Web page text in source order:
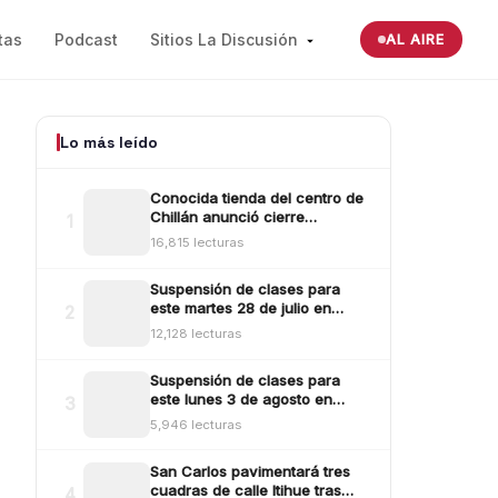
Podcast Sitios La Discusión AL AIRE
Lo más leído
Conocida tienda del centro de
Chillán anunció cierre
definitivo tras millonario robo
ocurrido la madrugada del
16,815 lecturas
Suspensión de clases para
este martes 28 de julio en
Ñuble: revisa aquí las comunas
y sectores
12,128 lecturas
Suspensión de clases para
este lunes 3 de agosto en
Ñuble: revisa las comunas
5,946 lecturas
San Carlos pavimentará tres
cuadras de calle Itihue tras